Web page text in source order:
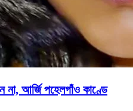
না, আর্জি পহেলগাঁও কাণ্ডে